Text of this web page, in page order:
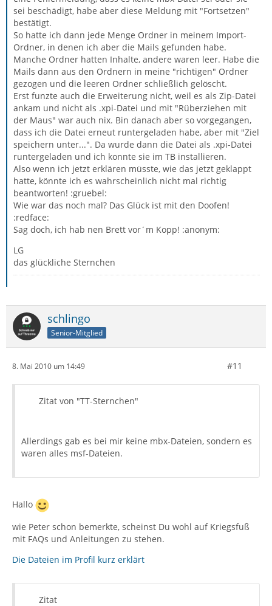
sei beschädigt, habe aber diese Meldung mit "Fortsetzen"
bestätigt.
So hatte ich dann jede Menge Ordner in meinem Import-
Ordner, in denen ich aber die Mails gefunden habe.
Manche Ordner hatten Inhalte, andere waren leer. Habe die
Mails dann aus den Ordnern in meine "richtigen" Ordner
gezogen und die leeren Ordner schließlich gelöscht.
Erst funzte auch die Erweiterung nicht, weil es als Zip-Datei
ankam und nicht als .xpi-Datei und mit "Rüberziehen mit
der Maus" war auch nix. Bin danach aber so vorgegangen,
dass ich die Datei erneut runtergeladen habe, aber mit "Ziel
speichern unter...". Da wurde dann die Datei als .xpi-Datei
runtergeladen und ich konnte sie im TB installieren.
Also wenn ich jetzt erklären müsste, wie das jetzt geklappt
hatte, könnte ich es wahrscheinlich nicht mal richtig
beantworten! :gruebel:
Wie war das noch mal? Das Glück ist mit den Doofen!
:redface:
Sag doch, ich hab nen Brett vor´m Kopp! :anonym:
LG
das glückliche Sternchen
schlingo
Senior-Mitglied
8. Mai 2010 um 14:49 #11
Zitat von "TT-Sternchen"
Allerdings gab es bei mir keine mbx-Dateien, sondern es
waren alles msf-Dateien.
Hallo
wie Peter schon bemerkte, scheinst Du wohl auf Kriegsfuß
mit FAQs und Anleitungen zu stehen.
Die Dateien im Profil kurz erklärt
Zitat